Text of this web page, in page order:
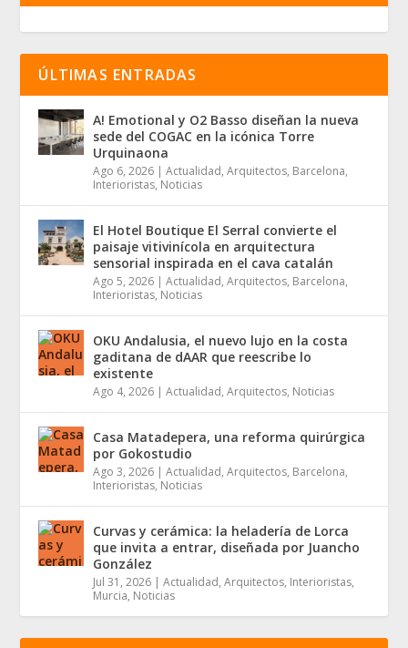
ÚLTIMAS ENTRADAS
A! Emotional y O2 Basso diseñan la nueva
sede del COGAC en la icónica Torre
Urquinaona
Ago 6, 2026 |Actualidad,Arquitectos, Barcelona,
Interioristas, Noticias
El Hotel Boutique El Serral convierte el
paisaje vitivinícola en arquitectura
sensorial inspirada en el cava catalán
Ago 5, 2026 |Actualidad,Arquitectos, Barcelona,
Interioristas, Noticias
OKU Andalusia, el nuevo lujo en la costa
gaditana de dAAR que reescribe lo
existente
Ago 4, 2026 |Actualidad,Arquitectos, Noticias
Casa Matadepera, una reforma quirúrgica
por Gokostudio
Ago 3, 2026 |Actualidad,Arquitectos, Barcelona,
Interioristas, Noticias
Curvas y cerámica: la heladería de Lorca
que invita a entrar, diseñada por Juancho
González
Jul 31, 2026 |Actualidad,Arquitectos, Interioristas,
Murcia, Noticias